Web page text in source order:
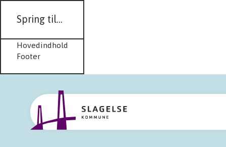
Spring til...
Hovedindhold
Footer